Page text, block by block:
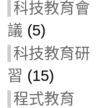
科技教育會
議 (5)
科技教育研
習 (15)
程式教育